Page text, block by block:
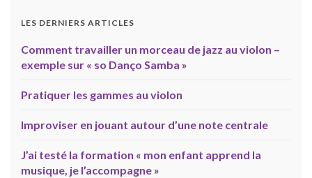
LES DERNIERS ARTICLES
Comment travailler un morceau de jazz au violon –
exemple sur « so Danço Samba »
Pratiquer les gammes au violon
Improviser en jouant autour d’une note centrale
J’ai testé la formation « mon enfant apprend la
musique, je l’accompagne »